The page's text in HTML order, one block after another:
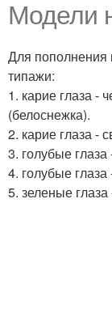
Модели
Для
типажи:
1. карие глаза -
(белоснежка).
2. карие глаза -
3. голубые
4. голубые
5. зеленые